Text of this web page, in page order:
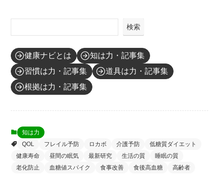
検索
健康ナビとは
知は力・記事集
習慣は力・記事集
道具は力・記事集
根拠は力・記事集
知は力
QOL
フレイル予防 ロカボ 介護予防
低糖質ダイエット
健康寿命
昼間の眠気 最新研究 生活の質
睡眠の質
老化防止
血糖値スパイク 食事改善 食後高血糖 高齢者